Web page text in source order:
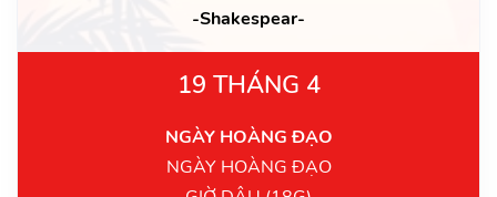
-Shakespear-
19 THÁNG 4
NGÀY HOÀNG ĐẠO
NGÀY HOÀNG ĐẠO